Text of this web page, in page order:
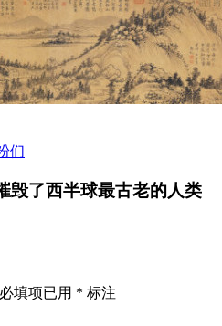
们
毁了西半球最古老的人类
必填项已用 * 标注